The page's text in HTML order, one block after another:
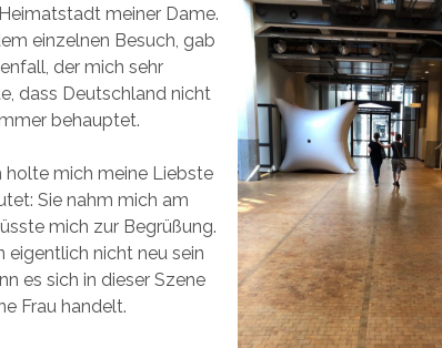
meiner Dame.
einzelnen Besuch, gab
der mich sehr
dass Deutschland nicht
behauptet.
holte mich meine Liebste
Sie nahm mich am
mich zur Begrüßung.
eigentlich nicht neu sein
es sich in dieser Szene
Frau handelt.